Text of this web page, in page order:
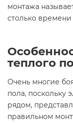
монтажа
столько времени
теплого
Очень многие
пола, поскольку
рядом,
правильном